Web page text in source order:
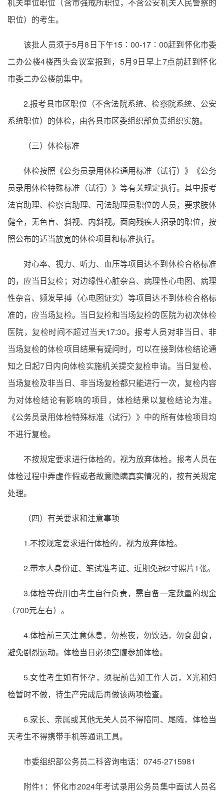
职位）的考生。
该批人员须于5月8日下午15∶00-17∶00赶到怀化市委
二办公楼4楼西头会议室报到，5月9日早上7点前赶到怀化
市委二办公楼前集中。
2.报考县市区职位（不含法院系统、检察院系统、公安
系统职位）的体检，由各县市区委组织部负责组织实施。
（三）体检标准
体检按照《公务员录用体检通用标准（试行）》《公务
员录用体检特殊标准（试行）》等有关规定执行。其中报考
法官助理、检察官助理、司法助理员职位的人员，要求肢体
健全，无色盲、斜视、内斜视。面向残疾人招录的职位，按
照公布的适当放宽的体检项目和标准执行。
对心率、视力、听力、血压等项目达不到体检合格标准
的，应当日复检；对边缘性心脏杂音、病理性心电图、病理
性杂音、频发早搏（心电图证实）等项目达不到体检合格标
准的，应当场复检。当日复检和当场复检的医院为初次体检
医院，复检时间不超过当天17:30。报考人员对非当日、非
当场复检的体检项目结果有疑问时，可以在接到体检结论通
知之日起7日内向体检实施机关提交复检申请。当日复检、
当场复检及非当日、非当场复检都只能进行一次，复检内容
为对体检结论有影响的项目，体检结果以复检结论为准。
《公务员录用体检特殊标准（试行）》中的所有体检项目均
不进行复检。
不按规定要求进行体检的，视为放弃体检。报考人员在
体检过程中弄虚作假或者故意隐瞒真实情况的，按有关规定
处理。
（四）有关要求和注意事项
1.不按规定要求进行体检的，视为放弃体检。
2.带本人身份证、笔试准考证、近期免冠2寸照片1张。
3.体检等费用由考生自行负责，需自备一定数量的现金
（700元左右）。
4.体检前三天注意休息，勿熬夜，勿饮酒，勿食甜食，
避免剧烈运动。体检当日必须空腹参加体检。
5.女性考生如有怀孕，须提前告知工作人员，X光和妇
检暂时不做，待生产完成后再做该两项检查。
6.家长、亲属或其他无关人员不得陪同、尾随，体检当
天考生不得携带手机等通讯工具。
市委组织部公务员二科咨询电话：0745-2715981
附件1：怀化市2024年考试录用公务员集中面试人员名